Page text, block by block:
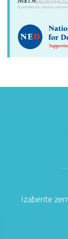
Izaberite